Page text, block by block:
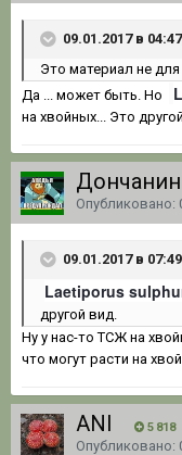
09.01.2017 в
Это материал не
Да ... может быть. Но
на хвойных... Это
Дончанин
Опубликовано:
09.01.2017 в
Laetiporus
другой вид.
Ну у нас-то ТСЖ на
что могут расти на
ANI 5 818
Опубликовано: